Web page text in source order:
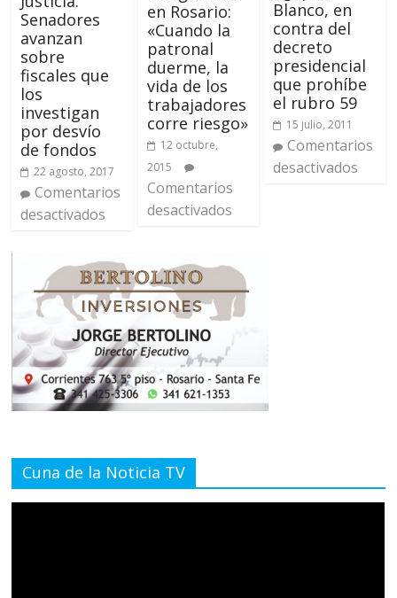
Senadores
avanzan
sobre
fiscales que
los
investigan
por desvío
de fondos
22 agosto, 2017
Comentarios
desactivados
en Rosario:
«Cuando la
patronal
duerme, la
vida de los
trabajadores
corre riesgo»
12 octubre,
2015
Comentarios
desactivados
Blanco, en
contra del
decreto
presidencial
que prohíbe
el rubro 59
15 julio, 2011
Comentarios
desactivados
Cuna de la Noticia TV